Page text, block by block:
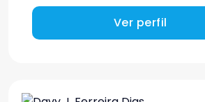
Ver perfil